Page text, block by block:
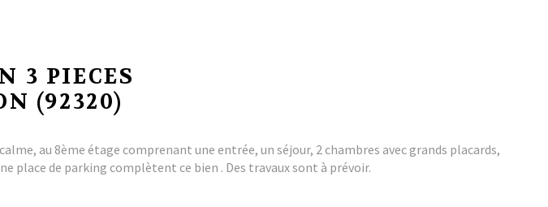
3 PIECES
(92320)
au 8ème étage comprenant une entrée, un séjour, 2 chambres avec grands placards,
place de parking complètent ce bien . Des travaux sont à prévoir.